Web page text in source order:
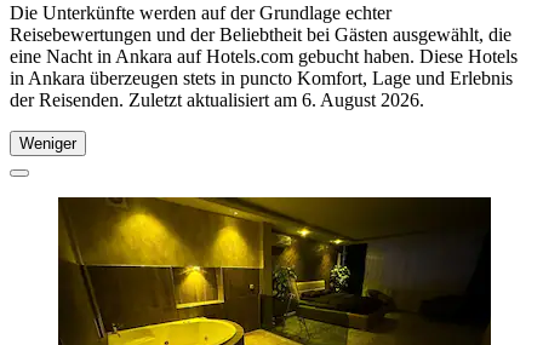
Die Unterkünfte werden auf der Grundlage echter
Reisebewertungen und der Beliebtheit bei Gästen ausgewählt, die
eine Nacht in Ankara auf Hotels.com gebucht haben. Diese Hotels
in Ankara überzeugen stets in puncto Komfort, Lage und Erlebnis
der Reisenden. Zuletzt aktualisiert am 6. August 2026.
Weniger